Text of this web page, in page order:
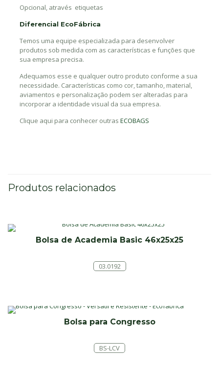
Opcional, através etiquetas
Diferencial EcoFábrica
Temos uma equipe especializada para desenvolver
produtos sob medida com as características e funções que
sua empresa precisa.
Adequamos esse e qualquer outro produto conforme a sua
necessidade. Características como cor, tamanho, material,
aviamentos e personalização podem ser alteradas para
incorporar a identidade visual da sua empresa.
Clique aqui para conhecer outras ECOBAGS
Produtos relacionados
Bolsa de Academia Basic 46x25x25
03.0192
Bolsa para Congresso
BS-LCV